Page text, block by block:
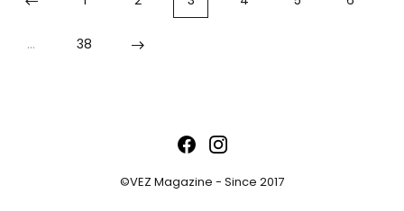
… 38
©VEZ Magazine - Since 2017